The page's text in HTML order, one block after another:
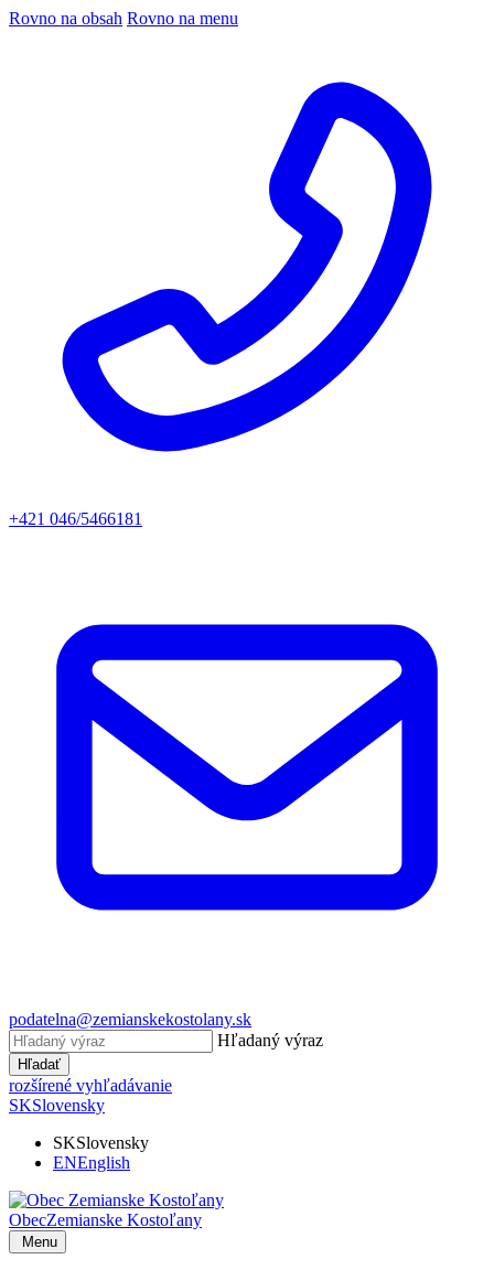
Rovno na obsah Rovno na menu
+421 046/5466181
podatelna@zemianskekostolany.sk
Hľadaný výraz
Hľadať
rozšírené vyhľadávanie
SKSlovensky
SKSlovensky
ENEnglish
ObecZemianske Kostoľany
Menu